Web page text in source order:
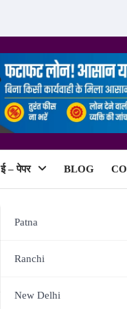
ई – पेपर
Patna
Ranchi
New Delhi
BLOG
में आक्रोश